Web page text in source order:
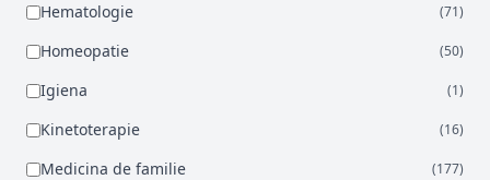
Hematologie (71)
Homeopatie (50)
Igiena (1)
Kinetoterapie (16)
Medicina de familie (177)